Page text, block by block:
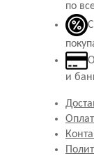
по
и